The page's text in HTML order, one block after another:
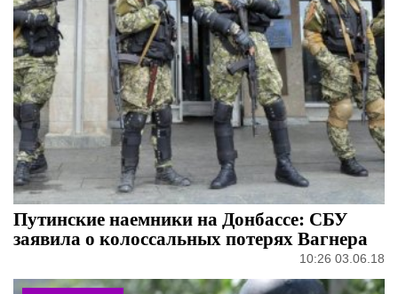
Путинские наемники на Донбассе: СБУ
заявила о колоссальных потерях Вагнера
10:26 03.06.18